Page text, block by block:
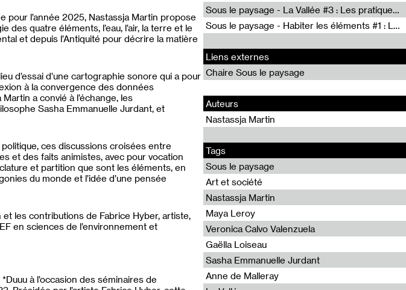
pour l’année 2025, Nastassja Martin propose
quatre éléments, l’eau, l’air, la terre et le
et depuis l’Antiquité pour décrire la matière
d’essai d’une cartographie sonore qui a pour
à la convergence des données
a convié à l’échange, les
Sasha Emmanuelle Jurdant, et
ces discussions croisées entre
et des faits animistes, avec pour vocation
et partition que sont les éléments, en
du monde et l’idée d’une pensée
les contributions de Fabrice Hyber, artiste,
en sciences de l’environnement et
à l’occasion des séminaires de
Sous le paysage - La Vallée #3 : Les pratiques politiques et représentations
Sous le paysage - Habiter les éléments #1 : Les éléments et les débordements du vivant
Liens externes
Chaire Sous le paysage
Auteurs
Nastassja Martin
Tags
Sous le paysage
Art et société
Nastassja Martin
Maya Leroy
Veronica Calvo Valenzuela
Gaëlla Loiseau
Sasha Emmanuelle Jurdant
Anne de Malleray